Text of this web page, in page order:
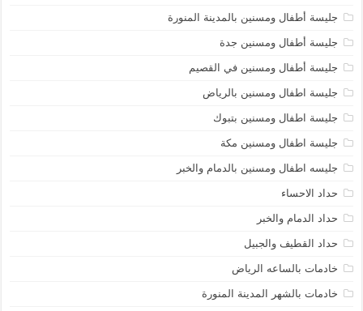
جليسة أطفال ومسنين بالمدينة المنورة
جليسة أطفال ومسنين جدة
جليسة أطفال ومسنين في القصيم
جليسة اطفال ومسنين بالرياض
جليسة اطفال ومسنين بتبوك
جليسة اطفال ومسنين مكة
جليسه اطفال ومسنين بالدمام والخبر
حداد الاحساء
حداد الدمام والخبر
حداد القطيف والجبيل
خادمات بالساعه الرياض
خادمات بالشهر المدينة المنورة